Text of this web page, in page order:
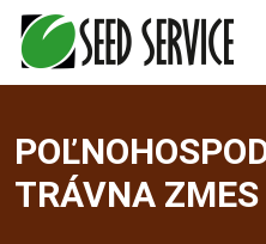
TRÁVNA ZMES